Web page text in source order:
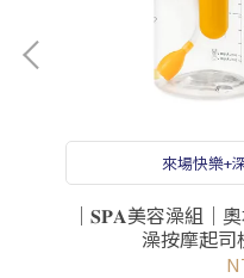
來場快樂+
｜𝐒𝐏𝐀美容澡組｜
澡按摩起司